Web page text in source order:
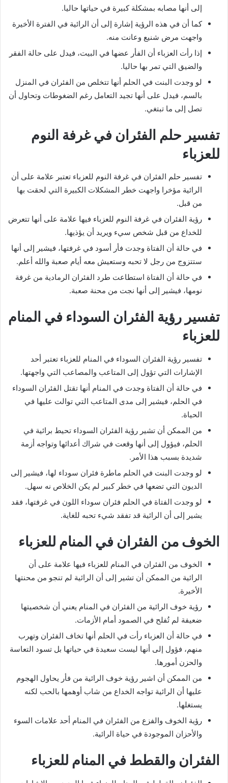
إلى أنها مصابه بمشكلة كبيرة في حياتها حاليا.
كما أن في هذه الرؤية إشارة إلى أن الرائية في الفترة الأخيرة
واجهت مرض شنيع وعانت منه.
إذا رأت العزباء أن الفأر عضها في البيت، فيدل على حالة الفقر
والضيق التي تمر بها حاليا.
لو وجدت البنت في الحلم أنها تتخلص من الفئران في المنزل
بالسم، فيدل على أنها تجيد التعامل رغم الضغوطات وتحاول أن
تصل إلى ما تبتغي.
تفسير حلم الفئران في غرفة النوم
للعزباء
تفسير حلم الفئران في غرفة النوم للعزباء تعتبر علامة على أن
الرائية مؤخرا واجهت خطر المشكلات الكبيرة التي لحقت بها
من قبل.
رؤية الفئران في غرفة النوم للعزباء فيها علامة على أنها تتعرض
للخداع من قبل شخص سيء ويريد أن يؤذيها.
في حالة أن الفتاة وجدت فأر أسود في غرفتها، فيشير إلى أنها
ستتزوج من رجل لا تحبه وستعيش معه أيام صعبة والله أعلم.
في حالة أن الفتاة استطاعت طرد الفئران الرمادية من غرفة
نومها، فيشير إلى أنها نجت من محنة صعبة.
تفسير رؤية الفئران السوداء في المنام
للعزباء
تفسير رؤية الفئران السوداء في المنام للعزباء تعتبر أحد
الإشارات التي تؤول إلى المتاعب والمصاعب التي واجهتها.
في حالة أن الفتاة وجدت في المنام أنها تقتل الفئران السوداء
في الحلم، فيشير إلى مدى المتاعب التي توالت عليها في
الحياة.
من الممكن أن تشير رؤية الفئران السوداء تحيط برائية في
الحلم، فيؤول إلى أنها وقعت في شراك أعدائها وتواجه أزمة
شديدة بسبب هذا الأمر.
لو وجدت البنت في الحلم ماطرة فئران سوداء لها، فيشير إلى
الديون التي تضعها في خطر كبير لم يكن الخلاص نه سهل.
لو وجدت الفتاة في الحلم فئران سوداء اللون في غرفتها، فقد
يشير إلى أن الرائية قد تفقد شيء تحبه للغاية.
الخوف من الفئران في المنام للعزباء
الخوف من الفئران في المنام للعزباء فيها علامة على أن
الرائية من الممكن أن تشير إلى أن الرائية لم تنجو من محنتها
الأخيرة.
رؤية خوف الرائية من الفئران في المنام يعني أن شخصيتها
ضعيفة لم تُفلح في الصمود أمام الأزمات.
في حالة أن العزباء رأت في الحلم أنها تخاف الفئران وتهرب
منهم، فؤول إلى أنها ليست سعيدة في حياتها بل تسود التعاسة
والحزن أمورها.
من الممكن أن اشير رؤية خوف الرائية من فأر يحاول الهجوم
عليها أن الرائية تواجه الخداع من شاب أوهمها بالحب لكنه
يستغلها.
رؤية الخوف والفزع من الفئران في المنام أحد علامات السوء
والأحزان الموجودة في حياة الرائية.
الفئران والقطط في المنام للعزباء